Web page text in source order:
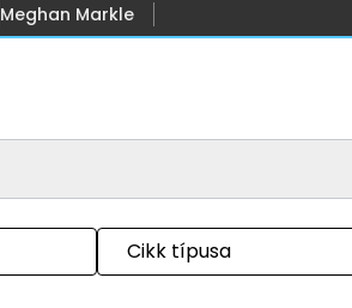
Meghan Markle
Cikk típusa